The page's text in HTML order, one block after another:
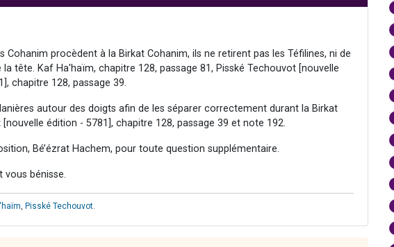
Cohanim procèdent à la Birkat Cohanim, ils ne retirent pas les Téfilines, ni de
la tête. Kaf Ha'haïm, chapitre 128, passage 81, Pisské Techouvot [nouvelle
chapitre 128, passage 39.
autour des doigts afin de les séparer correctement durant la Birkat
édition - 5781], chapitre 128, passage 39 et note 192.
Bé’ézrat Hachem, pour toute question supplémentaire.
vous bénisse.
Pisské Techouvot